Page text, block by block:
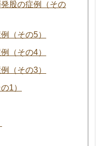
股の症例（その
（その5）
（その4）
（その3）
1）